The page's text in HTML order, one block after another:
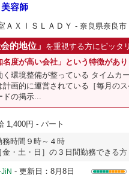
容師
ＡＸＩＳＬＡＤＹ - 奈良県奈良市
会的地位」
を重視する方にピッタ
名度が高い会社」という特徴があ
く環境整備が整っている タイムカ
計画的に運営されている［毎月の
ドの掲示...
1,400円 - パート
務時間９時～４時
金・土・日］の３日間勤務できる方
- 更新日：8月8日